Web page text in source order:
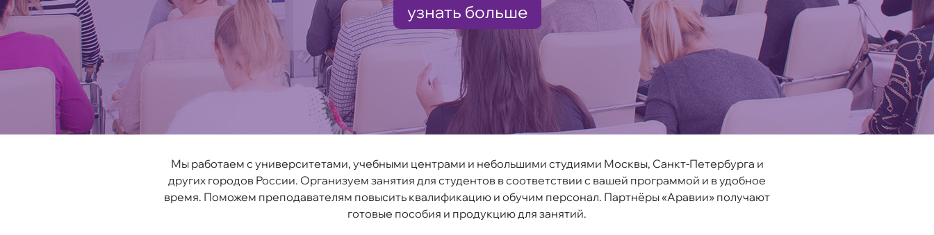
узнать больше
Мы работаем с университетами, учебными центрами и небольшими студиями Москвы, Санкт-Петербурга и
других городов России. Организуем занятия для студентов в соответствии с вашей программой и в удобное
время. Поможем преподавателям повысить квалификацию и обучим персонал. Партнёры «Аравии» получают
готовые пособия и продукцию для занятий.